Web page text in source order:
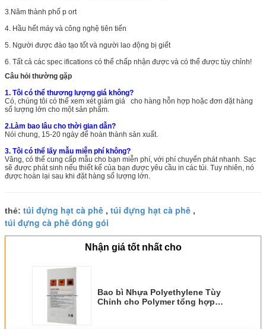
3.Năm thành phố p ort
4. Hầu hết máy và công nghệ tiên tiến
5. Người được đào tạo tốt và người lao động bị giết
6. Tất cả các spec ifications có thể chấp nhận được và có thể được tùy chỉnh!
Câu hỏi thường gặp
1. Tôi có thể thương lượng giá không?
Có, chúng tôi có thể xem xét giảm giá
cho hàng hỗn hợp hoặc đơn đặt hàng
số lượng lớn cho một sản phẩm.
2.Làm bao lâu cho thời gian dẫn?
Nói chung, 15-20 ngày để hoàn thành sản xuất.
3. Tôi có thể lấy mẫu miễn phí không?
Vâng, có thể cung cấp mẫu cho bạn miễn phí, với phí chuyển phát nhanh. Sạc
sẽ được phát sinh nếu thiết kế của bạn được yêu cầu in các túi. Tuy nhiên, nó
được hoàn lại sau khi đặt hàng số lượng lớn.
thẻ: túi đựng hạt cà phê , túi đựng hạt cà phê ,
túi đựng cà phê đóng gói
Nhận giá tốt nhất cho
Bao bì Nhựa Polyethylene Tùy
Chỉnh cho Polymer tổng hợp